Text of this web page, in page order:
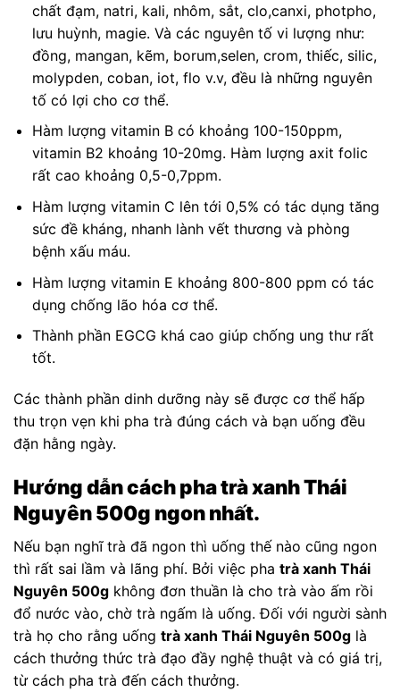
chất đạm, natri, kali, nhôm, sắt, clo,canxi, photpho,
lưu huỳnh, magie. Và các nguyên tố vi lượng như:
đồng, mangan, kẽm, borum,selen, crom, thiếc, silic,
molypden, coban, iot, flo v.v, đều là những nguyên
tố có lợi cho cơ thể.
Hàm lượng vitamin B có khoảng 100-150ppm,
vitamin B2 khoảng 10-20mg. Hàm lượng axit folic
rất cao khoảng 0,5-0,7ppm.
Hàm lượng vitamin C lên tới 0,5% có tác dụng tăng
sức đề kháng, nhanh lành vết thương và phòng
bệnh xấu máu.
Hàm lượng vitamin E khoảng 800-800 ppm có tác
dụng chống lão hóa cơ thể.
Thành phần EGCG khá cao giúp chống ung thư rất
tốt.
Các thành phần dinh dưỡng này sẽ được cơ thể hấp
thu trọn vẹn khi pha trà đúng cách và bạn uống đều
đặn hằng ngày.
Hướng dẫn cách pha trà xanh Thái
Nguyên 500g ngon nhất.
Nếu bạn nghĩ trà đã ngon thì uống thế nào cũng ngon
thì rất sai lầm và lãng phí. Bởi việc pha trà xanh Thái
Nguyên 500g không đơn thuần là cho trà vào ấm rồi
đổ nước vào, chờ trà ngấm là uống. Đối với người sành
trà họ cho rằng uống trà xanh Thái Nguyên 500g là
cách thưởng thức trà đạo đầy nghệ thuật và có giá trị,
từ cách pha trà đến cách thưởng.